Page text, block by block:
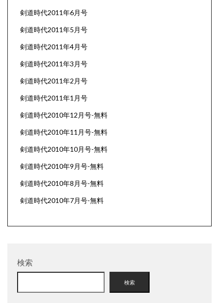
剣道時代2011年6月号
剣道時代2011年5月号
剣道時代2011年4月号
剣道時代2011年3月号
剣道時代2011年2月号
剣道時代2011年1月号
剣道時代2010年12月号-無料
剣道時代2010年11月号-無料
剣道時代2010年10月号-無料
剣道時代2010年9月号-無料
剣道時代2010年8月号-無料
剣道時代2010年7月号-無料
検索
検索